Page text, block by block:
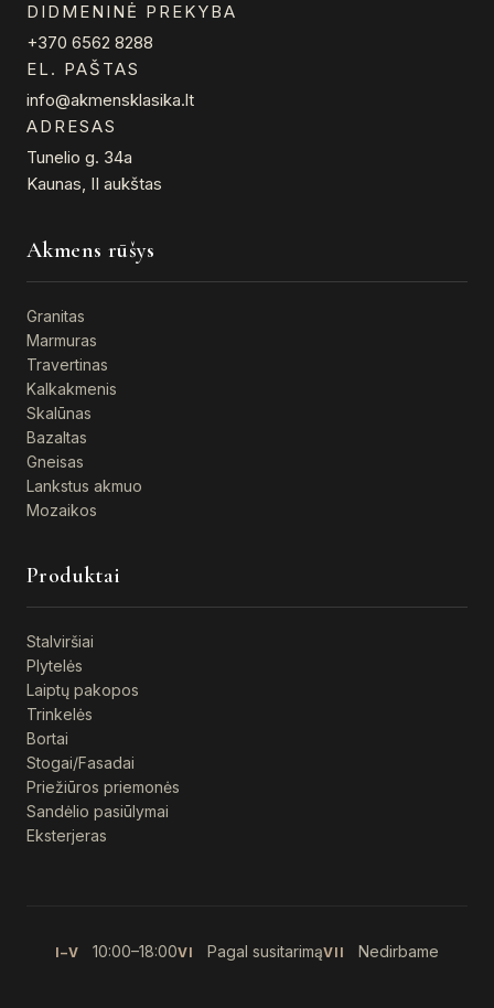
DIDMENINĖ PREKYBA
+370 6562 8288
EL. PAŠTAS
info@akmensklasika.lt
ADRESAS
Tunelio g. 34a
Kaunas, II aukštas
Akmens rūšys
Granitas
Marmuras
Travertinas
Kalkakmenis
Skalūnas
Bazaltas
Gneisas
Lankstus akmuo
Mozaikos
Produktai
Stalviršiai
Plytelės
Laiptų pakopos
Trinkelės
Bortai
Stogai/Fasadai
Priežiūros priemonės
Sandėlio pasiūlymai
Eksterjeras
I–V 10:00–18:00VI Pagal susitarimąVII Nedirbame